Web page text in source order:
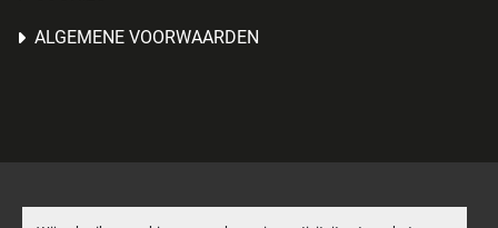
ALGEMENE VOORWAARDEN